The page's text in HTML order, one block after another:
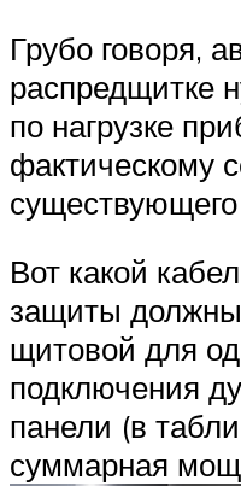
Грубо говоря,
распредщитке
по нагрузке
фактическому
Вот какой
защиты должны
щитовой для
подключения
панели (в
суммарная